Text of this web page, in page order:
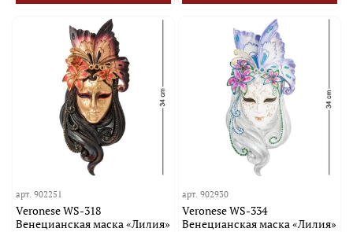
арт.902251
Veronese WS-318
Венецианская маска «Лилия»
арт. 902930
Veronese WS-334
Венецианская маска «Лилия»